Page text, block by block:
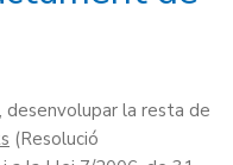
desenvolupar la resta de
(Resolució